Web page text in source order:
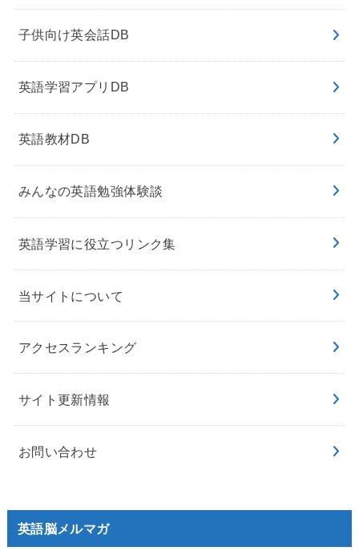
子供向け英会話DB
英語学習アプリDB
英語教材DB
みんなの英語勉強体験談
英語学習に役立つリンク集
当サイトについて
アクセスランキング
サイト更新情報
お問い合わせ
英語脳メルマガ